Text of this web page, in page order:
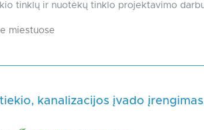
tinklų ir nuotėkų tinklo projektavimo
miestuose
kanalizacijos įvado